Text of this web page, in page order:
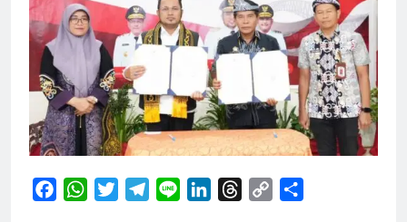
FacebookWhatsApp
TwitterTelegram
Line LinkedInThreads
Copy